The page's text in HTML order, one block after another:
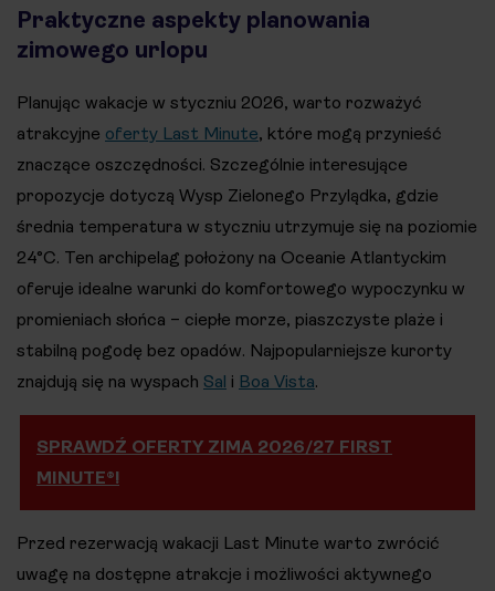
Praktyczne aspekty planowania
zimowego urlopu
Planując wakacje w styczniu 2026, warto rozważyć
atrakcyjne oferty Last Minute, które mogą przynieść
znaczące oszczędności. Szczególnie interesujące
propozycje dotyczą Wysp Zielonego Przylądka, gdzie
średnia temperatura w styczniu utrzymuje się na poziomie
24°C. Ten archipelag położony na Oceanie Atlantyckim
oferuje idealne warunki do komfortowego wypoczynku w
promieniach słońca – ciepłe morze, piaszczyste plaże i
stabilną pogodę bez opadów. Najpopularniejsze kurorty
znajdują się na wyspach Sal i Boa Vista.
SPRAWDŹ OFERTY ZIMA 2026/27 FIRST
MINUTE®!
Przed rezerwacją wakacji Last Minute warto zwrócić
uwagę na dostępne atrakcje i możliwości aktywnego